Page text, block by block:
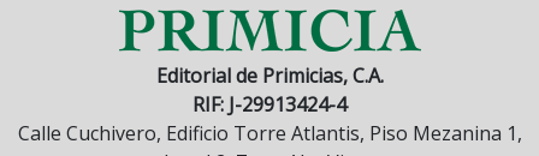
Editorial de Primicias, C.A.
RIF: J-29913424-4
Calle Cuchivero, Edificio Torre Atlantis, Piso Mezanina 1,